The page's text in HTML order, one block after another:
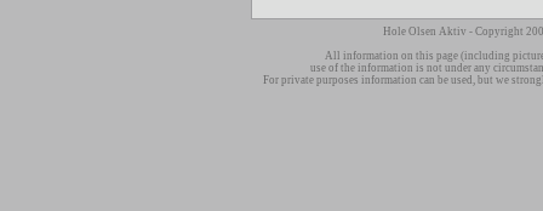
Hole Olsen Aktiv - Copyright
All information on this page (including
use of the information is not under any
For private purposes information can be used, but we